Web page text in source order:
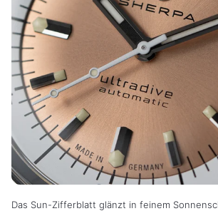
Das Sun-Zifferblatt glänzt in feinem